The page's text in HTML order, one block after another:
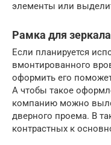
элементы или
Рамка для
Если планируется
вмонтированного
оформить его
А чтобы такое
компанию можно
дверного проема. В
контрастных к